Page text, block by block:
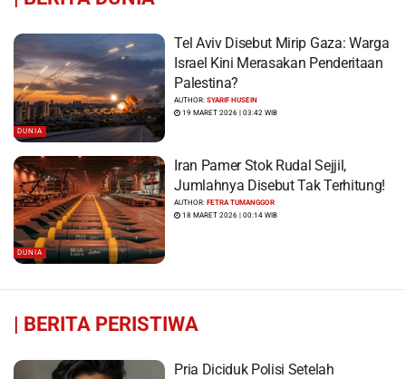
DUNIA
Tel Aviv Disebut Mirip Gaza: Warga
Israel Kini Merasakan Penderitaan
Palestina?
AUTHOR:SYARIF HUSEIN
19 MARET 2026 | 03:42 WIB
DUNIA
Iran Pamer Stok Rudal Sejjil,
Jumlahnya Disebut Tak Terhitung!
AUTHOR:FETRA TUMANGGOR
18 MARET 2026 | 00:14 WIB
| BERITA PERISTIWA
Pria Diciduk Polisi Setelah